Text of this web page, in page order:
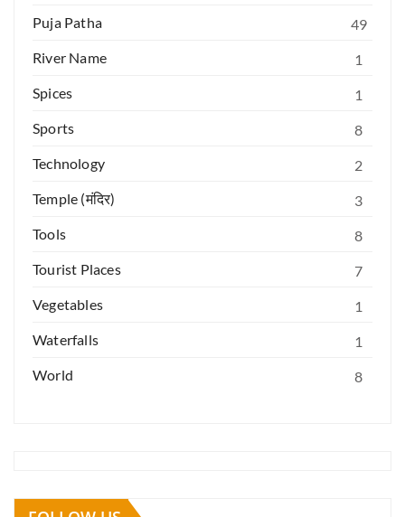
Puja Patha
49
River Name
1
Spices
1
Sports
8
Technology
2
Temple (मंदिर)
3
Tools
8
Tourist Places
7
Vegetables
1
Waterfalls
1
World
8